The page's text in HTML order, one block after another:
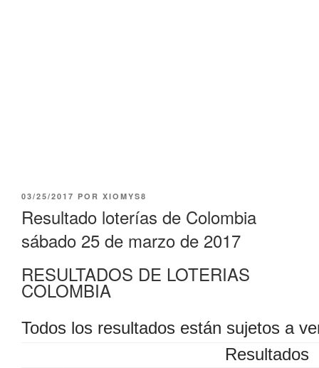
PUBLICADO
03/25/2017 POR XIOMYS8
Resultado loterías de Colombia
sábado 25 de marzo de 2017
RESULTADOS DE LOTERIAS
COLOMBIA
Todos los resultados están sujetos a
Resultados